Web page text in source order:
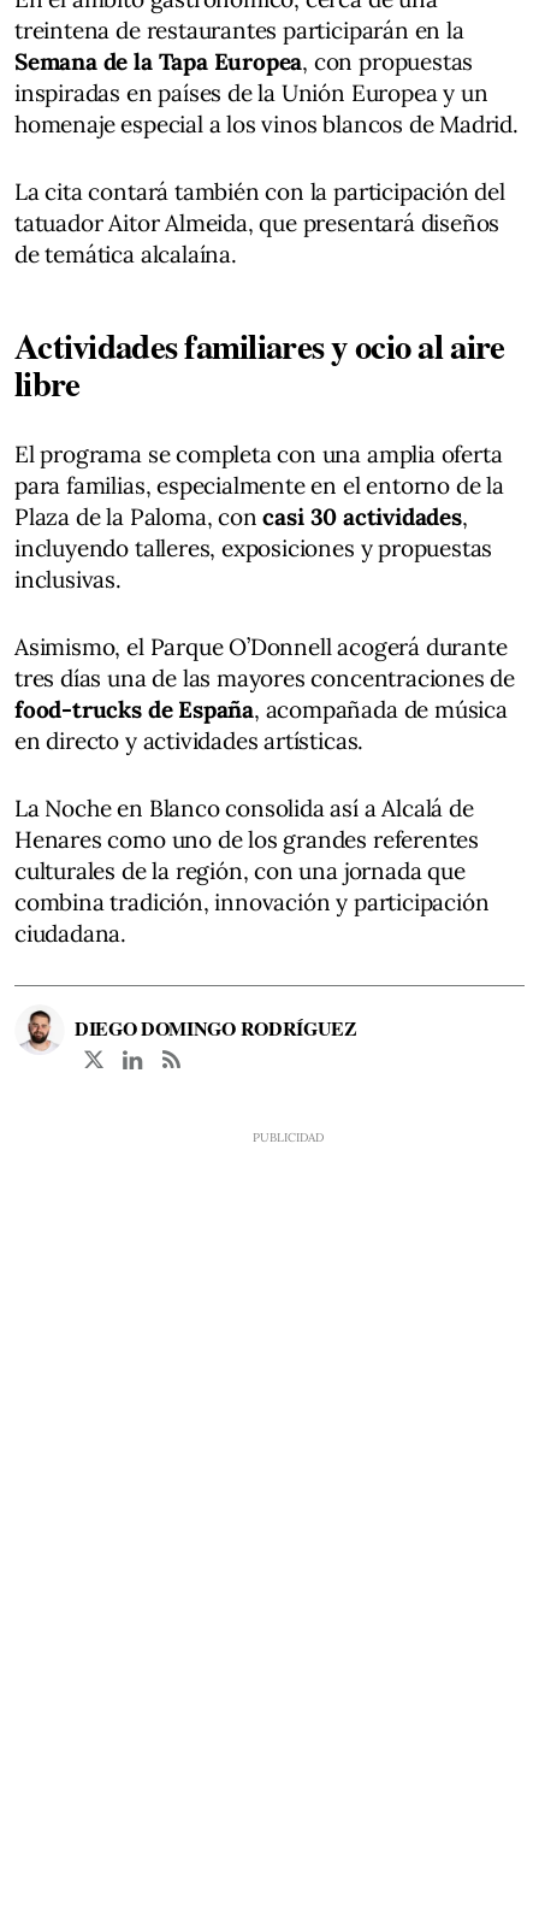
treintena de restaurantes participarán en la
Semana de la Tapa Europea, con propuestas
inspiradas en países de la Unión Europea y un
homenaje especial a los vinos blancos de Madrid.
La cita contará también con la participación del
tatuador Aitor Almeida, que presentará diseños
de temática alcalaína.
Actividades familiares y ocio al aire
libre
El programa se completa con una amplia oferta
para familias, especialmente en el entorno de la
Plaza de la Paloma, concasi 30 actividades,
incluyendo talleres, exposiciones y propuestas
inclusivas.
Asimismo, el Parque O’Donnell acogerá durante
tres días una de las mayores concentraciones de
food-trucks de España, acompañada de música
en directo y actividades artísticas.
La Noche en Blanco consolida así a Alcalá de
Henares como uno de los grandes referentes
culturales de la región, con una jornada que
combina tradición, innovación y participación
ciudadana.
DIEGO DOMINGO RODRÍGUEZ